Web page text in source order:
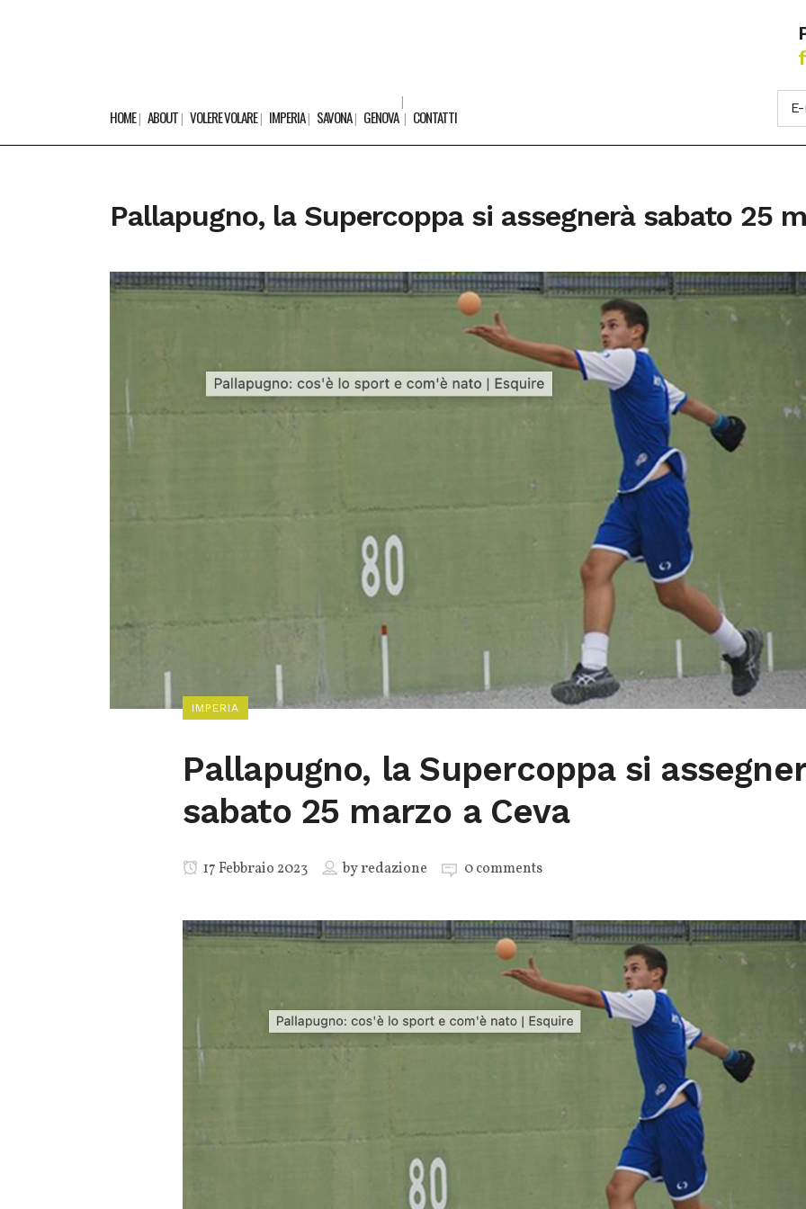
HOME ABOUT VOLERE VOLARE IMPERIA SAVONA GENOVA CONTATTI
Pallapugno, la Supercoppa si assegnerà sabato 25
IMPERIA
Pallapugno, la Supercoppa si
sabato 25 marzo a Ceva
17 Febbraio 2023 byredazione 0 comments